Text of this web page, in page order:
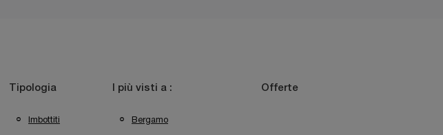
Tipologia
Imbottiti
I più visti a :
Bergamo
Offerte